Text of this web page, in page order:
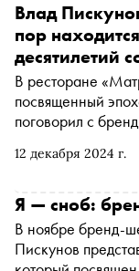
12 декабря 2024 г.
Влад
пор
десятилетий
В ресторане
посвященный
поговорил с
авангардной еде,
русская кухня,
Я — сноб:
В ноябре бренд-
Пискунов